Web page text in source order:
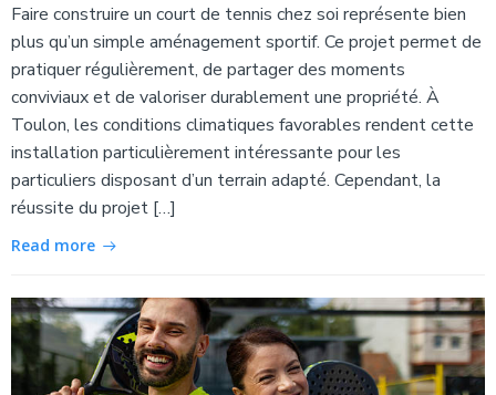
Faire construire un court de tennis chez soi représente bien
plus qu’un simple aménagement sportif. Ce projet permet de
pratiquer régulièrement, de partager des moments
conviviaux et de valoriser durablement une propriété. À
Toulon, les conditions climatiques favorables rendent cette
installation particulièrement intéressante pour les
particuliers disposant d’un terrain adapté. Cependant, la
réussite du projet […]
Read more